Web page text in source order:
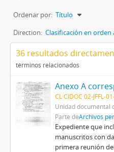
Ordenar por: Título
Direction: Clasificación en orden
36 resultados
términos relacionados
CL CIDOC 02-JFFL-
Unidad documental
Parte deArchivos
Expediente que
manuscritos con
primera reunión